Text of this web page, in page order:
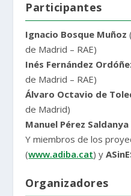
Participantes
Ignacio Bosque Muñoz
de Madrid – RAE)
Inés Fernández
de Madrid – RAE)
Álvaro Octavio de
de Madrid)
Manuel Pérez Saldanya
Y miembros de los
(www.adiba.cat) y
Organizadores